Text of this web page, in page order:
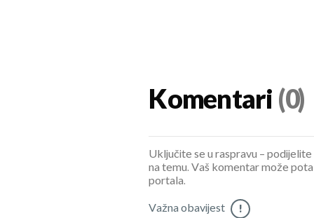
Komentari (0)
Uključite se u raspravu –
na temu. Vaš komentar može
portala.
Važna obavijest !